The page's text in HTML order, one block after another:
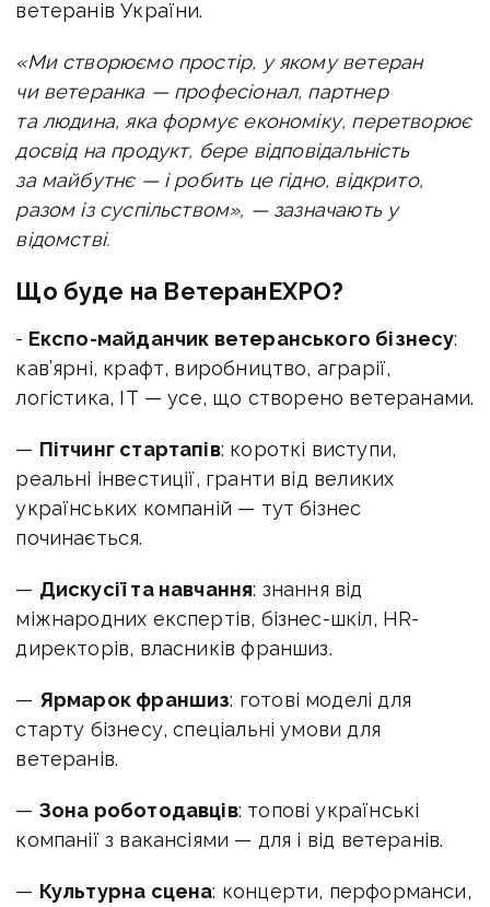
ветеранів України.
«Ми створюємо простір, у якому ветеран
чи ветеранка — професіонал, партнер
та людина, яка формує економіку, перетворює
досвід на продукт, бере відповідальність
за майбутнє — і робить це гідно, відкрито,
разом із суспільством», — зазначають у
відомстві.
Що буде на ВетеранEXPO?
- Експо-майданчик ветеранського бізнесу:
кав’ярні, крафт, виробництво, аграрії,
логістика, ІТ — усе, що створено ветеранами.
— Пітчинг стартапів: короткі виступи,
реальні інвестиції, гранти від великих
українських компаній — тут бізнес
починається.
— Дискусії та навчання: знання від
міжнародних експертів, бізнес-шкіл, HR-
директорів, власників франшиз.
— Ярмарок франшиз: готові моделі для
старту бізнесу, спеціальні умови для
ветеранів.
— Зона роботодавців: топові українські
компанії з вакансіями — для і від ветеранів.
— Культурна сцена: концерти, перформанси,